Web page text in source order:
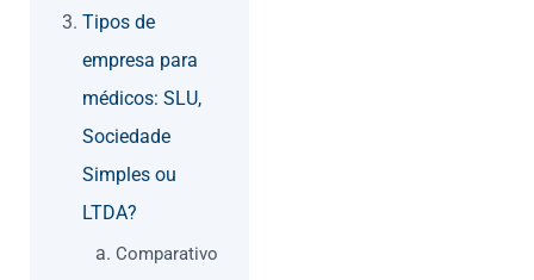
Tipos de
empresa para
médicos: SLU,
Sociedade
Simples ou
LTDA?
Comparativo